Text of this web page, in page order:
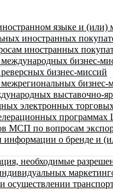
языке и
иностранных
иностранных
бизнес-
бизнес-миссий
бизнес-
выставочно-
электронных
МСП по вопросам
о бренде и
необходимые
осуществлении